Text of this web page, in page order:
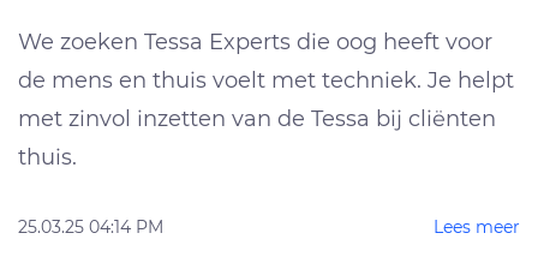
We zoeken Tessa Experts die oog heeft voor
de mens en thuis voelt met techniek. Je helpt
met zinvol inzetten van de Tessa bij cliënten
thuis.
25.03.25 04:14 PM Lees meer